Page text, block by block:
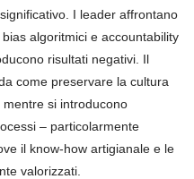
I leader affrontano
algoritmici e accountability
risultati negativi. Il
come preservare la cultura
si introducono
– particolarmente
il know-how artigianale e le
valorizzati.